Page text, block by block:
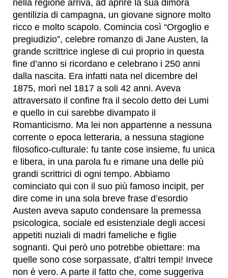
nella regione arriva, ad aprire la sua dimora
gentilizia di campagna, un giovane signore molto
ricco e molto scapolo. Comincia così “Orgoglio e
pregiudizio”, celebre romanzo di Jane Austen, la
grande scrittrice inglese di cui proprio in questa
fine d’anno si ricordano e celebrano i 250 anni
dalla nascita. Era infatti nata nel dicembre del
1875, morì nel 1817 a soli 42 anni. Aveva
attraversato il confine fra il secolo detto dei Lumi
e quello in cui sarebbe divampato il
Romanticismo. Ma lei non appartenne a nessuna
corrente o epoca letteraria, a nessuna stagione
filosofico-culturale: fu tante cose insieme, fu unica
e libera, in una parola fu e rimane una delle più
grandi scrittrici di ogni tempo. Abbiamo
cominciato qui con il suo più famoso incipit, per
dire come in una sola breve frase d’esordio
Austen aveva saputo condensare la premessa
psicologica, sociale ed esistenziale degli accesi
appetiti nuziali di madri fameliche e figlie
sognanti. Qui però uno potrebbe obiettare: ma
quelle sono cose sorpassate, d’altri tempi! Invece
non è vero. A parte il fatto che, come suggeriva